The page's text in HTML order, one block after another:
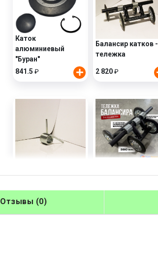
Каток
алюминиевый
"Буран"
841.5 ₽
Балансир катков -
тележка
2 820 ₽
Отзывы (0)